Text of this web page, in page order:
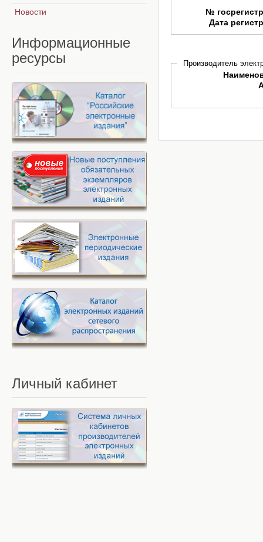
№
Дата
Производитель
Новости
Информационные
ресурсы
Личный кабинет